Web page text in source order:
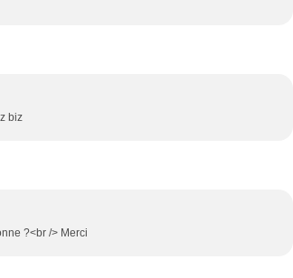
biz
?<br /> Merci